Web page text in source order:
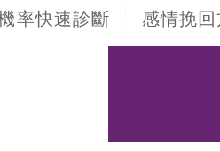
率快速診斷 感情挽